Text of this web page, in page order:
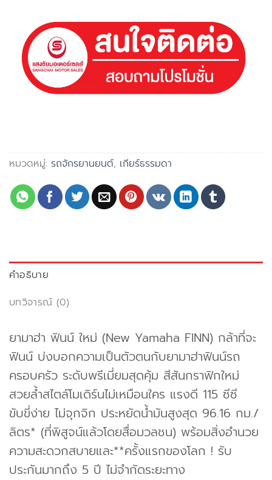
หมวดหมู่: รถจักรยานยนต์, เกียร์ธรรมดา
คำอธิบาย
บทวิจารณ์ (0)
ยามาฮ่า ฟินน์ ใหม่ (New Yamaha FINN) กล้าที่จะ
ฟินน์ บ่งบอกความเป็นตัวตนกับยามาฮ่าฟินน์รถ
ครอบครัว ระดับพรีเมี่ยมสุดคุ้ม สีสันกราฟิกใหม่
สวยล้ำสไตล์โมเดิร์นไม่เหมือนใคร แรงดี 115 ซีซี
ขับขี่ง่าย ไม่จุกจิก ประหยัดน้ำมันสูงสุด 96.16 กม./
ลิตร* (ที่พิสูจน์แล้วโดยสื่อมวลชน) พร้อมสิ่งอำนวย
ความสะดวกสบายและ**ครั้งแรกของโลก ! รับ
ประกันมากถึง 5 ปี ไม่จำกัดระยะทาง